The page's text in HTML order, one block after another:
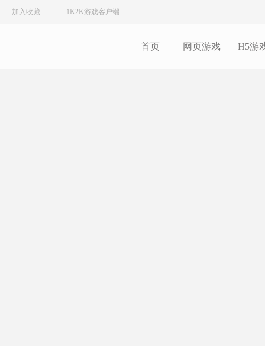
加入收藏 1K2K游戏客户端
首页 网页游戏 H5游